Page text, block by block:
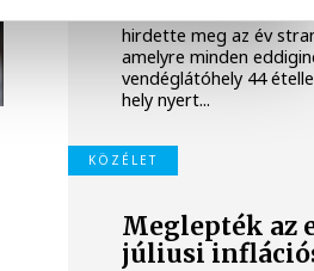
A Balatoni Kör idén
hirdette meg az év
amelyre minden
vendéglátóhely 44
hely nyert...
KÖZÉLET
Meglepték az
júliusi